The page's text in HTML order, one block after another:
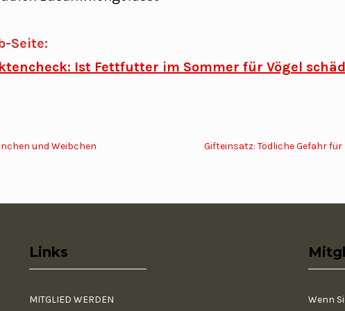
Seite:
Ist Fettfutter im Sommer für Vögel
und Weibchen Gifteinsatz: Tödliche Gefahr
Links
MITGLIED WERDEN Wenn